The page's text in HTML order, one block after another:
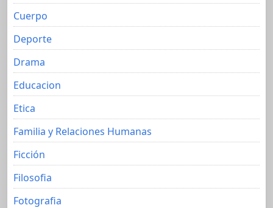
Cuerpo
Deporte
Drama
Educacion
Etica
Familia y Relaciones Humanas
Ficción
Filosofia
Fotografia